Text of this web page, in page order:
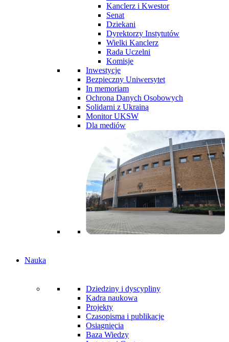
Kanclerz i Kwestor
Senat
Dziekani
Dyrektorzy Instytutów
Wielki Kanclerz
Rada Uczelni
Komisje
Inwestycje
Bezpieczny Uniwersytet
In memoriam
Ochrona Danych Osobowych
Solidarni z Ukrainą
Monitor UKSW
Dla mediów
Nauka
Dziedziny i dyscypliny
Kadra naukowa
Projekty
Czasopisma i publikacje
Osiągnięcia
Baza Wiedzy